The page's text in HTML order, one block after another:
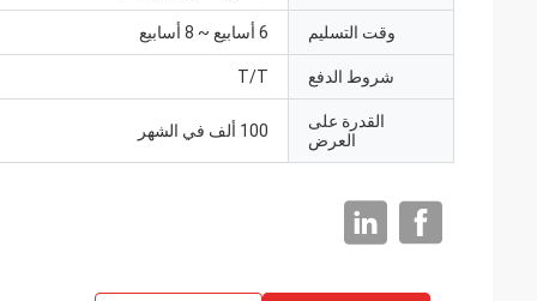
وقت التسليم 6 أسابيع ~ 8 أسابيع
شروط الدفع T/T
القدرة على
العرض
100 ألف في الشهر